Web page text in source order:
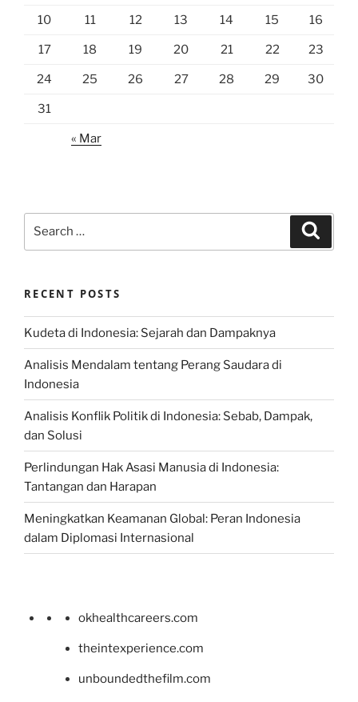
10 11 12 13 14 15 16
17 18 19 20 21 22 23
24 25 26 27 28 29 30
31
« Mar
RECENT POSTS
Kudeta di Indonesia: Sejarah dan Dampaknya
Analisis Mendalam tentang Perang Saudara di
Indonesia
Analisis Konflik Politik di Indonesia: Sebab, Dampak,
dan Solusi
Perlindungan Hak Asasi Manusia di Indonesia:
Tantangan dan Harapan
Meningkatkan Keamanan Global: Peran Indonesia
dalam Diplomasi Internasional
okhealthcareers.com
theintexperience.com
unboundedthefilm.com